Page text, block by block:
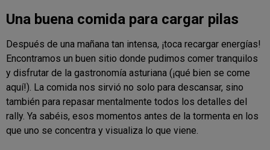
Una buena comida para cargar pilas
Después de una mañana tan intensa, ¡toca recargar energías!
Encontramos un buen sitio donde pudimos comer tranquilos
y disfrutar de la gastronomía asturiana (¡qué bien se come
aquí!). La comida nos sirvió no solo para descansar, sino
también para repasar mentalmente todos los detalles del
rally. Ya sabéis, esos momentos antes de la tormenta en los
que uno se concentra y visualiza lo que viene.